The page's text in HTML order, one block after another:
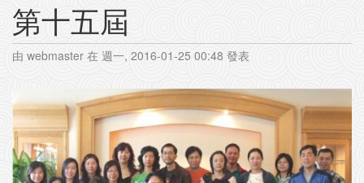
第十五屆
由 webmaster 在 週一, 2016-01-25 00:48 發表